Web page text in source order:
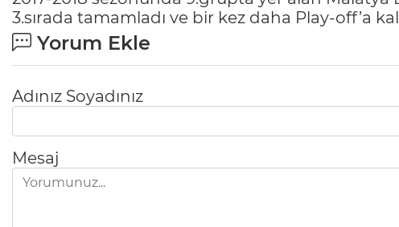
3.sırada tamamladı ve bir kez daha Play-off’a
Yorum Ekle
Adınız Soyadınız
Mesaj